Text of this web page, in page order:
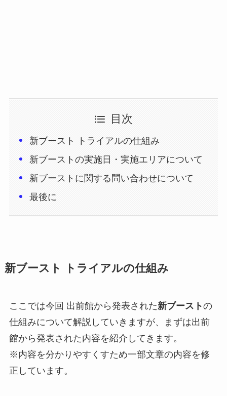
目次
新ブースト トライアルの仕組み
新ブーストの実施日・実施エリアについて
新ブーストに関する問い合わせについて
最後に
新ブースト トライアルの仕組み
ここでは今回 出前館から発表された新ブーストの
仕組みについて解説していきますが、まずは出前
館から発表された内容を紹介してきます。
※内容を分かりやすくすため一部文章の内容を修
正しています。